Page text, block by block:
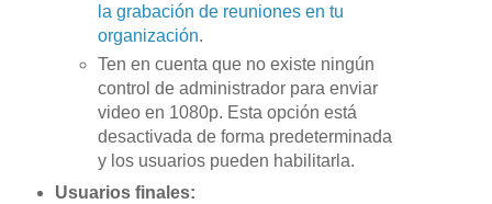
la grabación de reuniones en tu
organización.
Ten en cuenta que no existe ningún
control de administrador para enviar
video en 1080p. Esta opción está
desactivada de forma predeterminada
y los usuarios pueden habilitarla.
Usuarios finales: